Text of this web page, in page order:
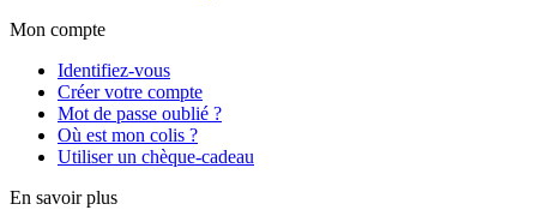
Mon compte
Identifiez-vous
Créer votre compte
Mot de passe oublié ?
Où est mon colis ?
Utiliser un chèque-cadeau
En savoir plus